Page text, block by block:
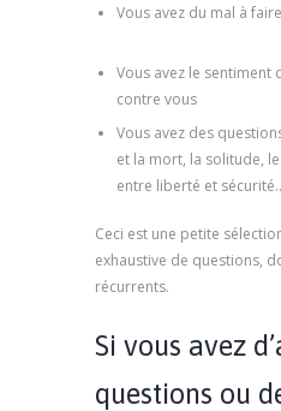
Vous avez du mal à
Vous avez le sentiment
contre vous
Vous avez des
et la mort, la solitude,
entre liberté et
Ceci est une petite
exhaustive de questions,
récurrents.
Si vous avez
questions ou